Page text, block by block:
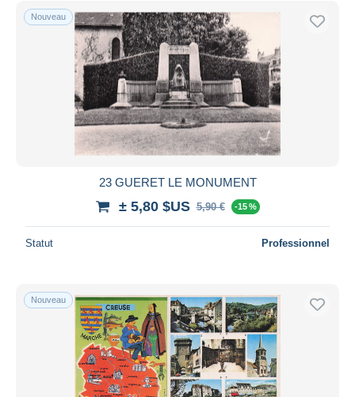
Nouveau
23 GUERET LE MONUMENT
± 5,80 $US 5,90 € -15 %
Statut Professionnel
Nouveau